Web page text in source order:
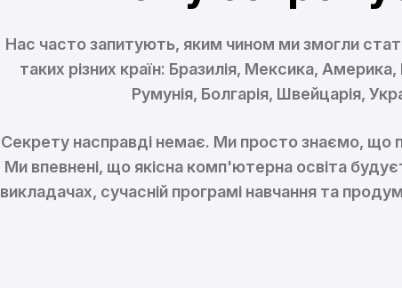
Нас часто запитують, яким чином ми змогли
таких різних країн: Бразилія, Мексика,
Румунія, Болгарія, Швейцарія,
Секрету насправді немає. Ми просто знаємо, що
Ми впевнені, що якісна комп'ютерна освіта
викладачах, сучасній програмі навчання та